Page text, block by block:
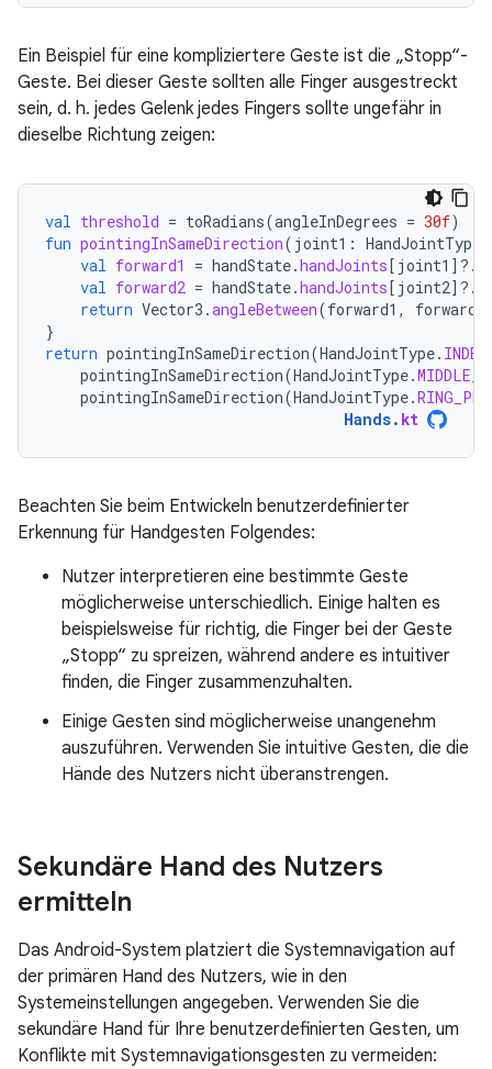
Ein Beispiel für eine kompliziertere Geste ist die „Stopp“-
Geste. Bei dieser Geste sollten alle Finger ausgestreckt
sein, d. h. jedes Gelenk jedes Fingers sollte ungefähr in
dieselbe Richtung zeigen:
val threshold = toRadians(angleInDegrees = 30f)
fun pointingInSameDirection( joint1 : HandJointType
val forward1 = handState.handJoints [ joint1 ]?.
val forward2 = handState.handJoints [ joint2]?.
return Vector3 .angleBetween(forward1 , forward2
}
return pointingInSameDirection(HandJointType.
pointingInSameDirection(HandJointType.
pointingInSameDirection(HandJointType.
Hands. kt
Beachten Sie beim Entwickeln benutzerdefinierter
Erkennung für Handgesten Folgendes:
Nutzer interpretieren eine bestimmte Geste
möglicherweise unterschiedlich. Einige halten es
beispielsweise für richtig, die Finger bei der Geste
„Stopp“ zu spreizen, während andere es intuitiver
finden, die Finger zusammenzuhalten.
Einige Gesten sind möglicherweise unangenehm
auszuführen. Verwenden Sie intuitive Gesten, die die
Hände des Nutzers nicht überanstrengen.
Sekundäre Hand des Nutzers
ermitteln
Das Android-System platziert die Systemnavigation auf
der primären Hand des Nutzers, wie in den
Systemeinstellungen angegeben. Verwenden Sie die
sekundäre Hand für Ihre benutzerdefinierten Gesten, um
Konflikte mit Systemnavigationsgesten zu vermeiden: